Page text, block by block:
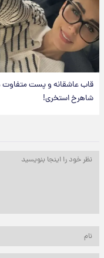
قاب عاشقانه و پست متفاوت
شاهرخ استخری!